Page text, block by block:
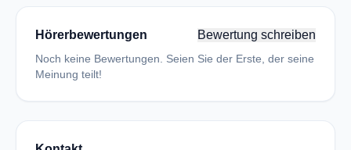
Hörerbewertungen Bewertung schreiben
Noch keine Bewertungen. Seien Sie der Erste, der seine
Meinung teilt!